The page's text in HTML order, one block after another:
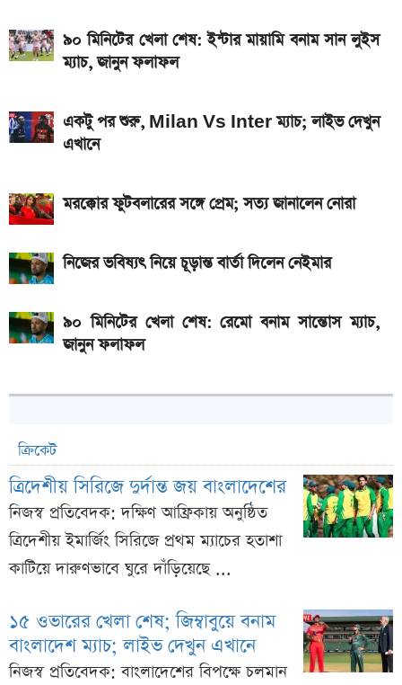
৯০ মিনিটের খেলা শেষ: ইন্টার মায়ামি বনাম সান লুইস
ম্যাচ, জানুন ফলাফল
একটু পর শুরু, Milan Vs Inter ম্যাচ; লাইভ দেখুন
এখানে
মরক্কোর ফুটবলারের সঙ্গে প্রেম; সত্য জানালেন নোরা
নিজের ভবিষ্যৎ নিয়ে চূড়ান্ত বার্তা দিলেন নেইমার
৯০ মিনিটের খেলা শেষ: রেমো বনাম সান্তোস ম্যাচ,
জানুন ফলাফল
ক্রিকেট
ত্রিদেশীয় সিরিজে দুর্দান্ত জয় বাংলাদেশের
নিজস্ব প্রতিবেদক: দক্ষিণ আফ্রিকায় অনুষ্ঠিত
ত্রিদেশীয় ইমার্জিং সিরিজে প্রথম ম্যাচের হতাশা
কাটিয়ে দারুণভাবে ঘুরে দাঁড়িয়েছে ...
১৫ ওভারের খেলা শেষ; জিম্বাবুয়ে বনাম
বাংলাদেশ ম্যাচ; লাইভ দেখুন এখানে
নিজস্ব প্রতিবেদক: বাংলাদেশের বিপক্ষে চলমান